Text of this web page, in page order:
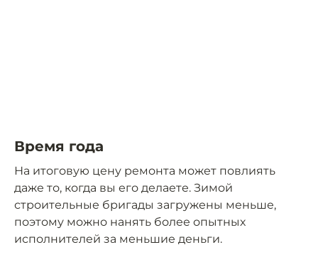
Время года
На итоговую цену ремонта может повлиять
даже то, когда вы его делаете. Зимой
строительные бригады загружены меньше,
поэтому можно нанять более опытных
исполнителей за меньшие деньги.